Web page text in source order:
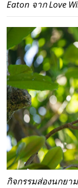
Eaton จาก Love
กิจกรรมส่องนกยา